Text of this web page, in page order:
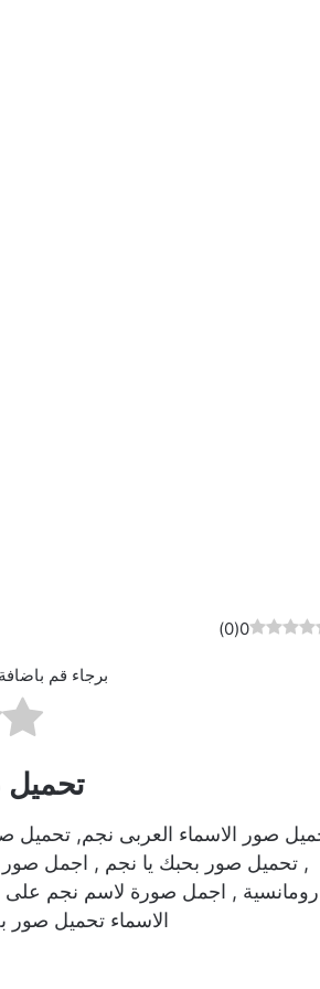
0
(
0
)
برجاء قم
تحميل
صور الاسماء العربى نجم,
, تحميل صور بحبك يا نجم , اجمل
رومانسية , اجمل صورة لاسم نجم
الاسماء تحميل صور